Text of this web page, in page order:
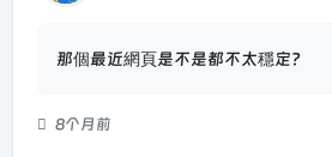
那個最近網頁是不是都不太穩定？
8个月前